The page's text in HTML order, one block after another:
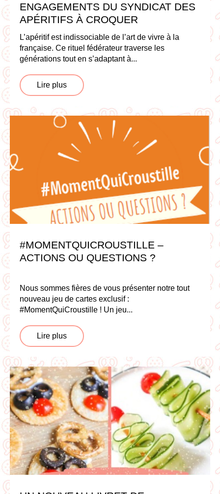
ENGAGEMENTS DU SYNDICAT DES
APÉRITIFS À CROQUER
L’apéritif est indissociable de l’art de vivre à la
française. Ce rituel fédérateur traverse les
générations tout en s’adaptant à...
Lire plus
#MOMENTQUICROUSTILLE –
ACTIONS OU QUESTIONS ?
Nous sommes fières de vous présenter notre tout
nouveau jeu de cartes exclusif :
#MomentQuiCroustille ! Un jeu...
Lire plus